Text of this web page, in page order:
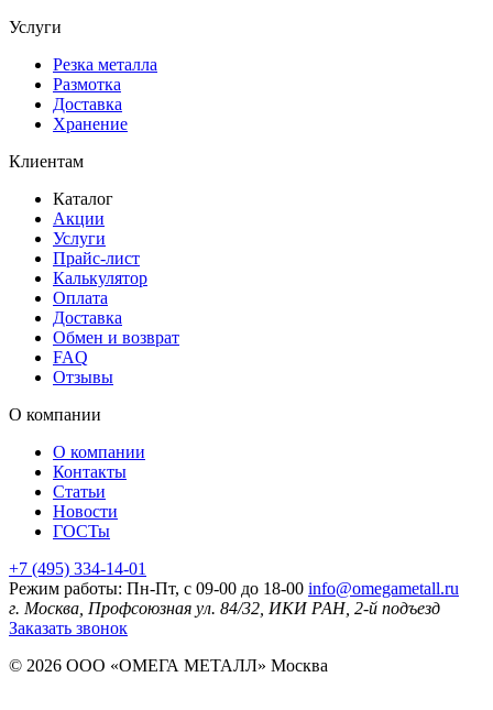
Услуги
Резка металла
Размотка
Доставка
Хранение
Клиентам
Каталог
Акции
Услуги
Прайс-лист
Калькулятор
Оплата
Доставка
Обмен и возврат
FAQ
Отзывы
О компании
О компании
Контакты
Статьи
Новости
ГОСТы
+7 (495) 334-14-01
Режим работы: Пн-Пт, с 09-00 до 18-00 info@omegametall.ru
г. Москва, Профсоюзная ул. 84/32, ИКИ РАН, 2-й подъезд
Заказать звонок
© 2026 ООО «ОМЕГА МЕТАЛЛ» Москва